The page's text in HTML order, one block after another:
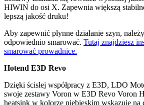
HIWIN do osi X. Zapewnia większą
lepszą jakość druku!
Aby zapewnić płynne działanie szyn,
odpowiednio smarować. Tutaj znajdziesz
smarować prowadnice.
Hotend E3D Revo
Dzięki ścisłej współpracy z E3D, LDO
swoje zestawy Voron w E3D Revo Voron
heatsink w kolorze niebieskim wskazuje na